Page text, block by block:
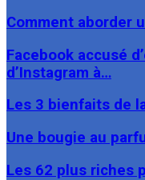
Comment aborder
Facebook accusé
d’Instagram à…
Les 3 bienfaits de
Une bougie au
Les 62 plus riches